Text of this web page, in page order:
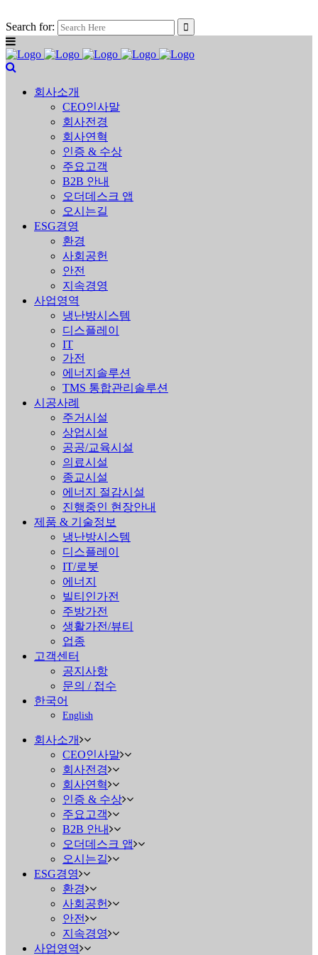
Search for:
회사소개
CEO인사말
회사전경
회사연혁
인증 & 수상
주요고객
B2B 안내
오더데스크 앱
오시는길
ESG경영
환경
사회공헌
안전
지속경영
사업영역
냉난방시스템
디스플레이
IT
가전
에너지솔루션
TMS 통합관리솔루션
시공사례
주거시설
상업시설
공공/교육시설
의료시설
종교시설
에너지 절감시설
진행중인 현장안내
제품 & 기술정보
냉난방시스템
디스플레이
IT/로봇
에너지
빌티인가전
주방가전
생활가전/뷰티
업종
고객센터
공지사항
문의 / 접수
한국어
English
회사소개
CEO인사말
회사전경
회사연혁
인증 & 수상
주요고객
B2B 안내
오더데스크 앱
오시는길
ESG경영
환경
사회공헌
안전
지속경영
사업영역